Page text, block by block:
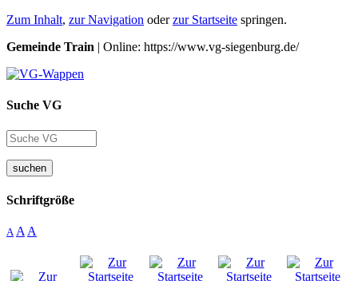
Zum Inhalt, zur Navigation oderzur Startseite springen.
Gemeinde Train | Online: https://www.vg-siegenburg.de/
Suche VG
suchen
Schriftgröße
A A A